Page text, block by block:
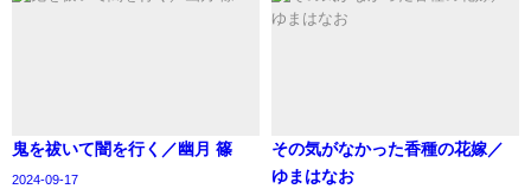
鬼を祓いて闇を行く／幽月 篠
2024-09-17
その気がなかった香種の花嫁／
ゆまはなお